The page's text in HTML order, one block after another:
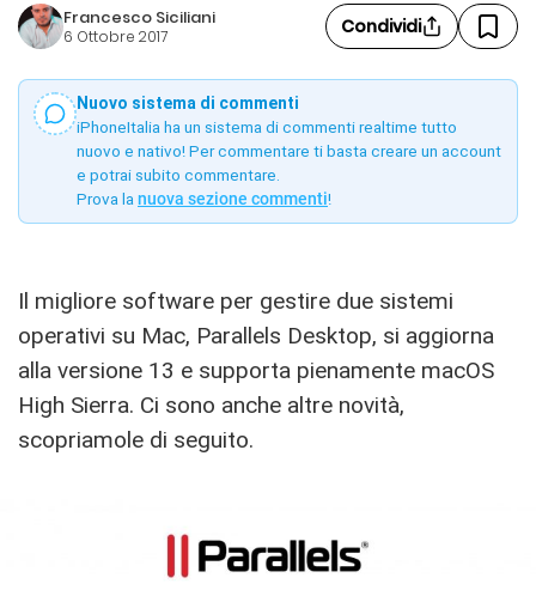
Francesco Siciliani
6 Ottobre 2017 Condividi
Nuovo sistema di commenti
iPhoneItalia ha un sistema di commenti realtime tutto
nuovo e nativo! Per commentare ti basta creare un account
e potrai subito commentare.
Prova la nuova sezione commenti!
Il migliore software per gestire due sistemi
operativi su Mac, Parallels Desktop, si aggiorna
alla versione 13 e supporta pienamente macOS
High Sierra. Ci sono anche altre novità,
scopriamole di seguito.